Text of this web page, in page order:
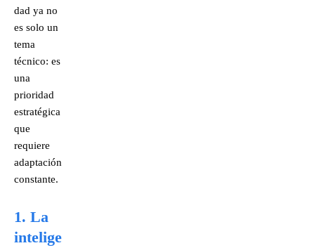
dad ya no
es solo un
tema
técnico: es
una
prioridad
estratégica
que
requiere
adaptación
constante.
1. La
intelige